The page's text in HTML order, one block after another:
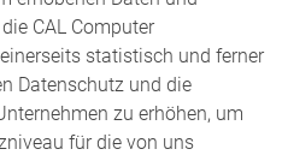
CAL Computer
statistisch und ferner
Datenschutz und die
zu erhöhen, um
für die von uns